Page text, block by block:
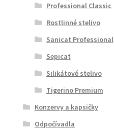
Professional Classic
Rostlinné stelivo
Sanicat Professional
Sepicat
Silikátové stelivo
Tigerino Premium
Konzervy a kapsičky
Odpočívadla